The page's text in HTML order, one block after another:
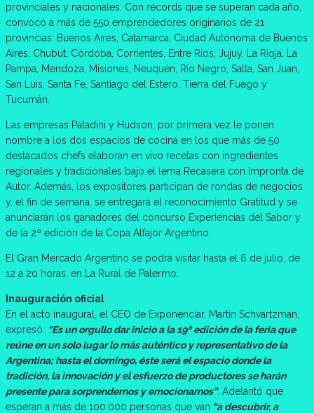
provinciales y nacionales. Con récords que se superan cada año,
convocó a más de 550 emprendedores originarios de 21
provincias: Buenos Aires, Catamarca, Ciudad Autónoma de Buenos
Aires, Chubut, Córdoba, Corrientes, Entre Ríos, Jujuy, La Rioja, La
Pampa, Mendoza, Misiones, Neuquén, Río Negro, Salta, San Juan,
San Luis, Santa Fe, Santiago del Estero, Tierra del Fuego y
Tucumán.
Las empresas Paladini y Hudson, por primera vez le ponen
nombre a los dos espacios de cocina en los que más de 50
destacados chefs elaboran en vivo recetas con ingredientes
regionales y tradicionales bajo el lema Recasera con Impronta de
Autor. Además, los expositores participan de rondas de negocios
y, el fin de semana, se entregará el reconocimiento Gratitud y se
anunciarán los ganadores del concurso Experiencias del Sabor y
de la 2ª edición de la Copa Alfajor Argentino.
El Gran Mercado Argentino se podrá visitar hasta el 6 de julio, de
12 a 20 horas, en La Rural de Palermo.
Inauguración oficial
En el acto inaugural, el CEO de Exponenciar, Martín Schvartzman,
expresó: “Es un orgullo dar inicio a la 19ª edición de la feria que
reúne en un solo lugar lo más auténtico y representativo de la
Argentina; hasta el domingo, éste será el espacio donde la
tradición, la innovación y el esfuerzo de productores se harán
presente para sorprendernos y emocionarnos”. Adelantó que
esperan a más de 100.000 personas que van “a descubrir, a